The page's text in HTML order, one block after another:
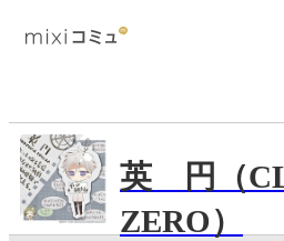
英 円（
ZERO）